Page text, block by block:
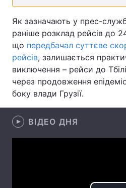
Цікавинки
Екологія
Лонгріди
Відео з Youtube
Інтерв'ю
Архів
Як зазначають у прес-
раніше розклад рейсів до
що передбачал суттєве
рейсів, залишається
виключення – рейси до
через продовження
боку влади Грузії.
ВІДЕО ДНЯ